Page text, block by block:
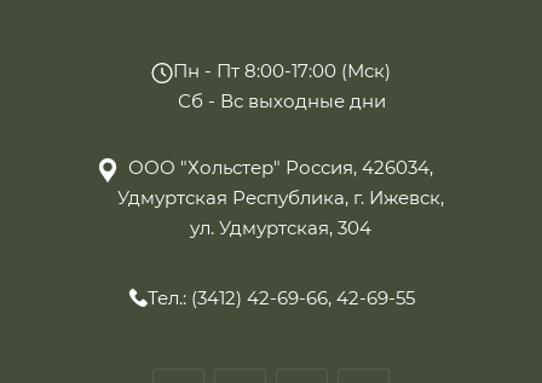
Пн - Пт 8:00-17:00 (Мск)
Сб - Вс выходные дни
ООО "Хольстер" Россия, 426034,
Удмуртская Республика, г. Ижевск,
ул. Удмуртская, 304
Тел.: (3412) 42-69-66, 42-69-55